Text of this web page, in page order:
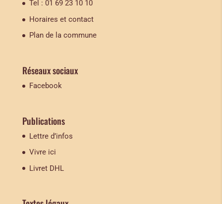
Tel : 01 69 23 10 10
Horaires et contact
Plan de la commune
Réseaux sociaux
Facebook
Publications
Lettre d’infos
Vivre ici
Livret DHL